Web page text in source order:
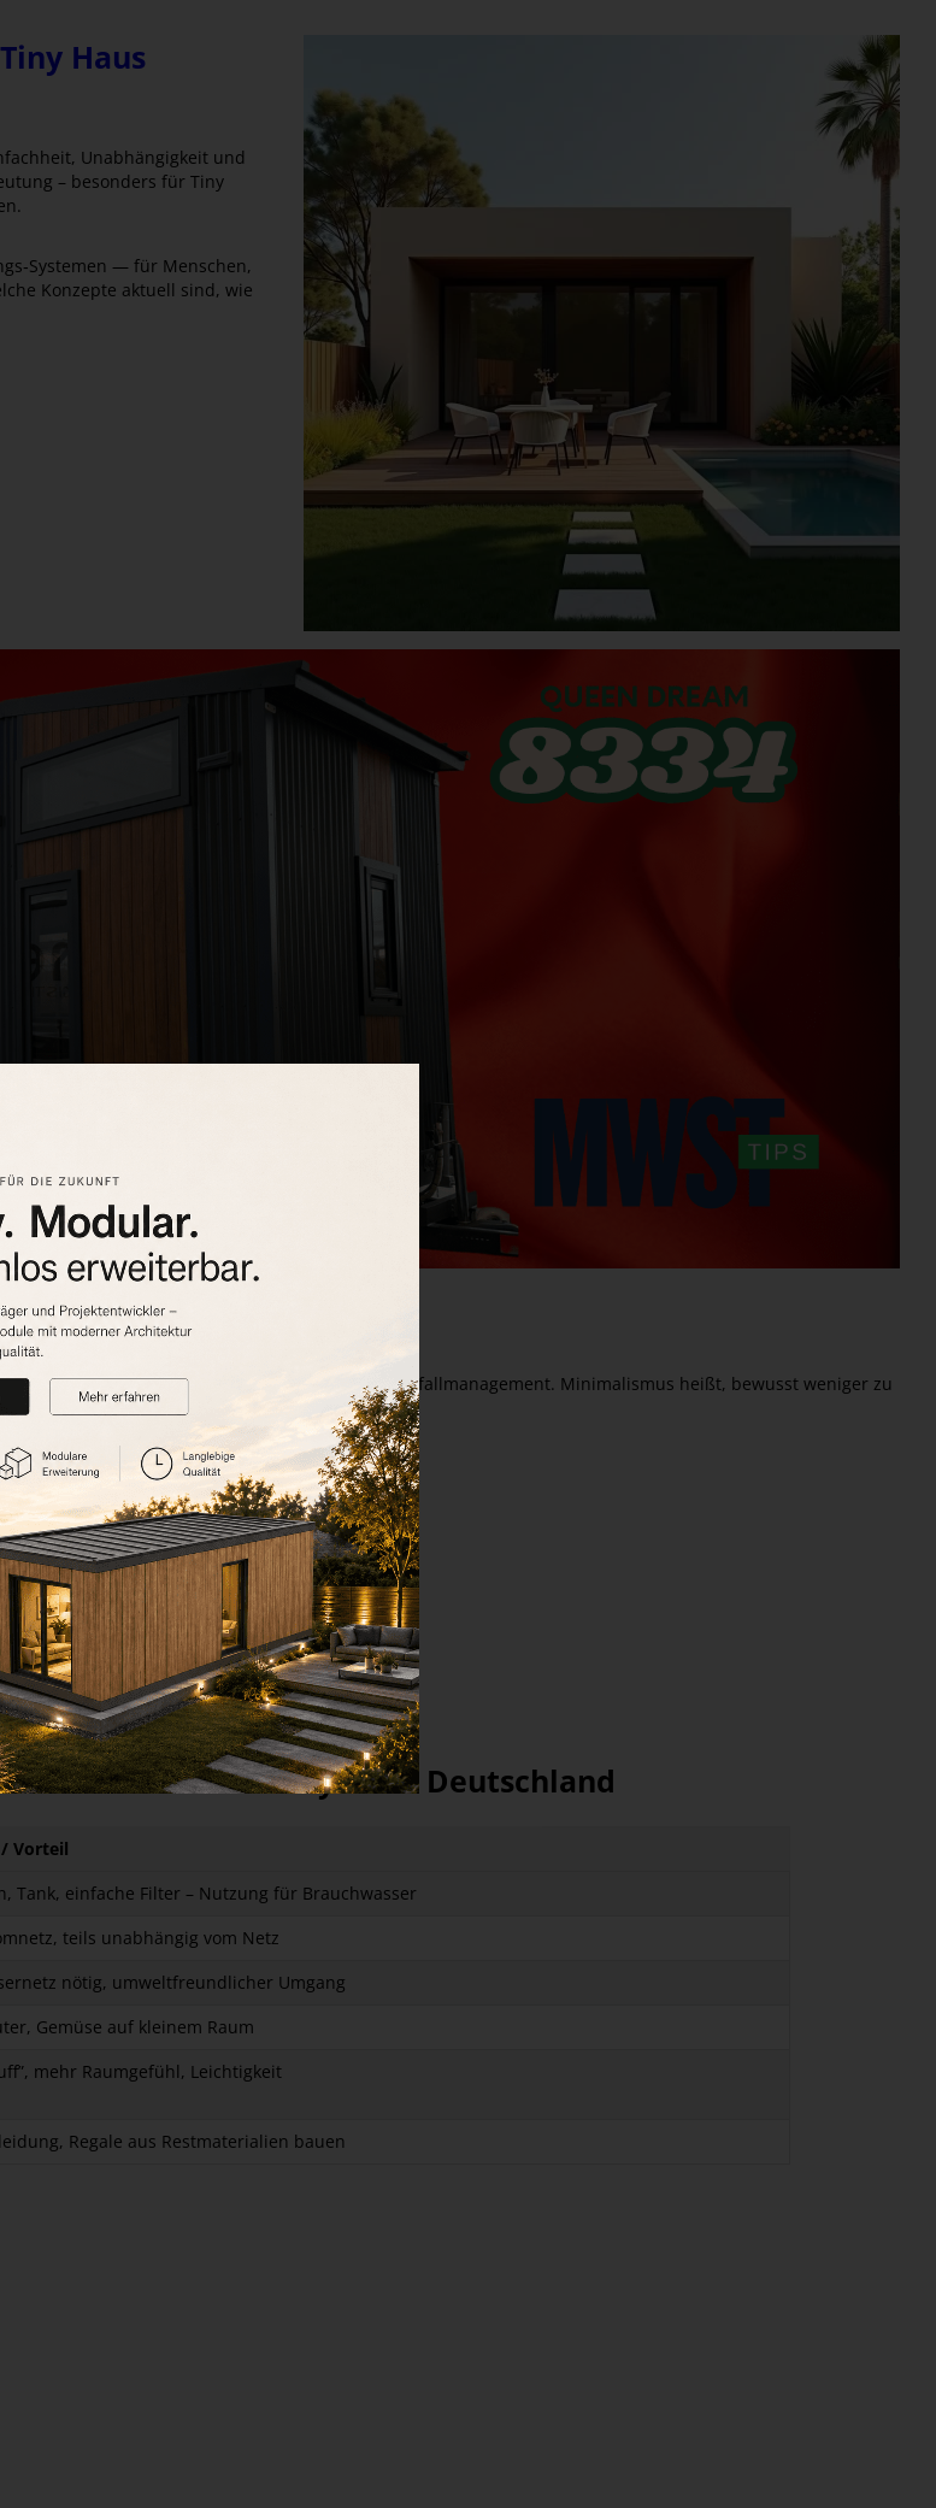
Tiny Haus
Unabhängigkeit und
– besonders für Tiny
— für Menschen,
Konzepte aktuell sind, wie
imTiny House
sein – für Wasser, Energie, Nahrung und Abfallmanagement. Minimalismus heißt, bewusst weniger zu
bei Tiny Haus Deutschland
Vorteil
Tank, einfache Filter – Nutzung für Brauchwasser
teils unabhängig vom Netz
nötig, umweltfreundlicher Umgang
Gemüse auf kleinem Raum
mehr Raumgefühl, Leichtigkeit
Regale aus Restmaterialien bauen